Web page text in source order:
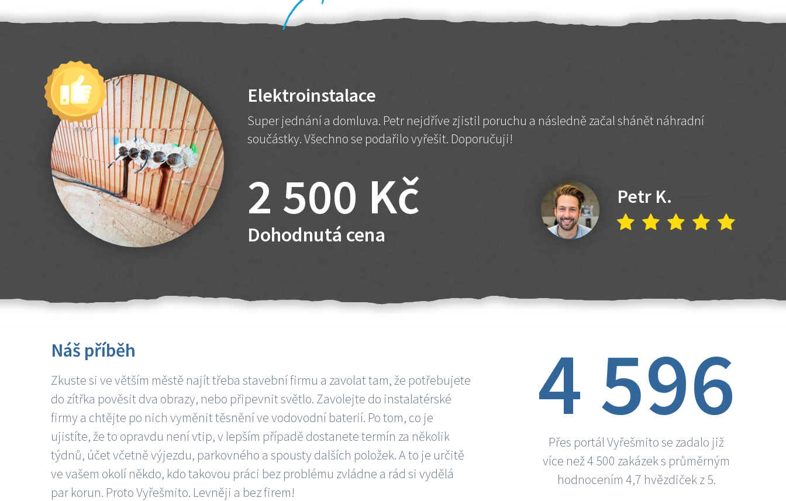
Elektroinstalace
Super jednání a domluva. Petr nejdříve zjistil poruchu a následně začal shánět náhradní
součástky. Všechno se podařilo vyřešit. Doporučuji!
2 500 Kč
Dohodnutá cena
Petr K.
Náš příběh
Zkuste si ve větším městě najít třeba stavební firmu a zavolat tam, že potřebujete
do zítřka pověsit dva obrazy, nebo připevnit světlo. Zavolejte do instalatérské
firmy a chtějte po nich vyměnit těsnění ve vodovodní baterií. Po tom, co je
ujistíte, že to opravdu není vtip, v lepším případě dostanete termín za několik
týdnů, účet včetně výjezdu, parkovného a spousty dalších položek. A to je určitě
ve vašem okolí někdo, kdo takovou práci bez problému zvládne a rád si vydělá
par korun. Proto Vyřešmito. Levněji a bez firem!
4 596
Přes portál Vyřešmito se zadalo již
více než 4 500 zakázek s průměrným
hodnocením 4,7 hvězdiček z 5.